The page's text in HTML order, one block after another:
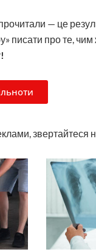
— це
писати про те, чим
звертайтеся